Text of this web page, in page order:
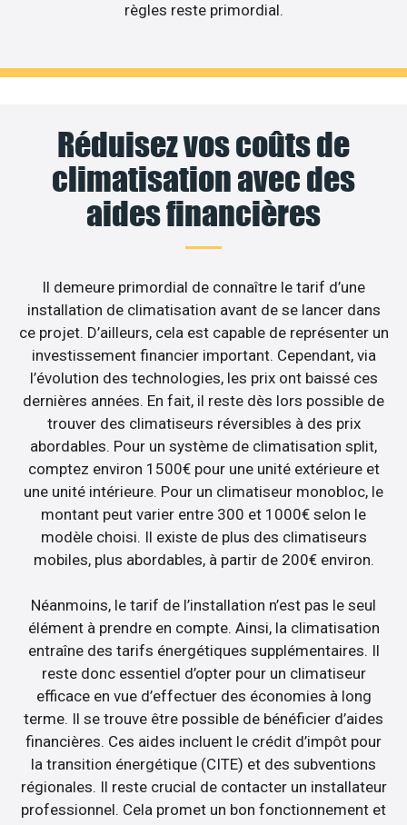
règles reste primordial.
Réduisez vos coûts de
climatisation avec des
aides financières
Il demeure primordial de connaître le tarif d’une
installation de climatisation avant de se lancer dans
ce projet. D’ailleurs, cela est capable de représenter un
investissement financier important. Cependant, via
l’évolution des technologies, les prix ont baissé ces
dernières années. En fait, il reste dès lors possible de
trouver des climatiseurs réversibles à des prix
abordables. Pour un système de climatisation split,
comptez environ 1500€ pour une unité extérieure et
une unité intérieure. Pour un climatiseur monobloc, le
montant peut varier entre 300 et 1000€ selon le
modèle choisi. Il existe de plus des climatiseurs
mobiles, plus abordables, à partir de 200€ environ.
Néanmoins, le tarif de l’installation n’est pas le seul
élément à prendre en compte. Ainsi, la climatisation
entraîne des tarifs énergétiques supplémentaires. Il
reste donc essentiel d’opter pour un climatiseur
efficace en vue d’effectuer des économies à long
terme. Il se trouve être possible de bénéficier d’aides
financières. Ces aides incluent le crédit d’impôt pour
la transition énergétique (CITE) et des subventions
régionales. Il reste crucial de contacter un installateur
professionnel. Cela promet un bon fonctionnement et